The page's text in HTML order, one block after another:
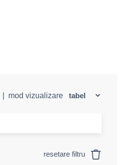
mod vizualizare
resetare filtru